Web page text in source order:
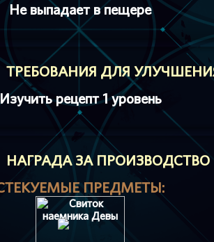
Не выпадает в пещере
ТРЕБОВАНИЯ ДЛЯ
Изучить рецепт 1 уровень
HАГРАДА ЗА ПРОИЗВОДСТВО
ПРЕДМЕТЫ: